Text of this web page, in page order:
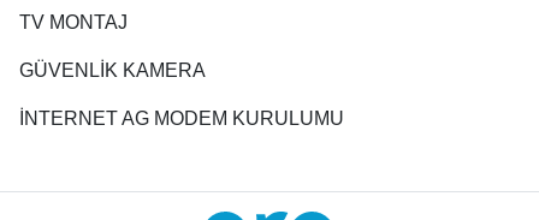
TV MONTAJ
GÜVENLİK KAMERA
İNTERNET AG MODEM KURULUMU